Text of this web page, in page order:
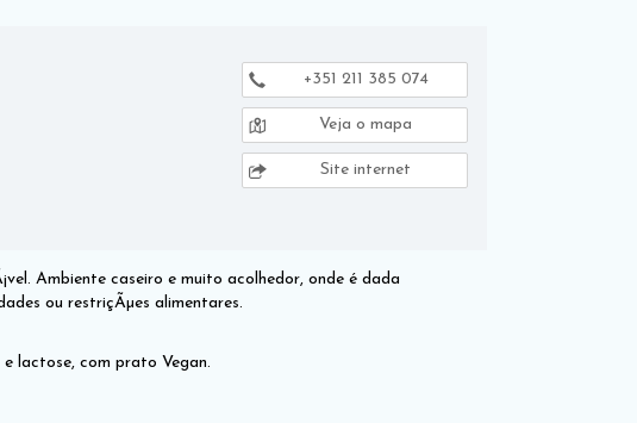
+351 211 385 074
Veja o mapa
Site internet
Ambiente caseiro e muito acolhedor, onde é dada
ou restriçÃµes alimentares.
lactose, com prato Vegan.